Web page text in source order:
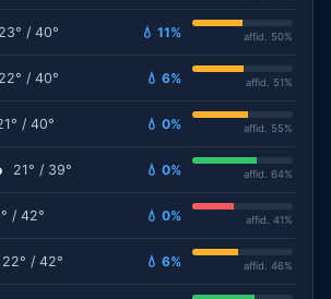
23° / 40° 💧 11% affid. 50%
22° / 40° 💧 6% affid. 51%
/ 40° 💧 0% affid. 55%
21° / 39° 💧 0% affid. 64%
/ 42° 💧 0% affid. 41%
22° / 42° 💧 6% affid. 46%